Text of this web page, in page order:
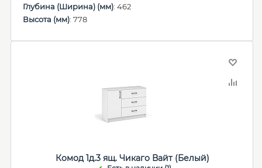
Глубина (Ширина) (мм): 462
Высота (мм): 778
Комод 1д.3 ящ. Чикаго Вайт (Белый)